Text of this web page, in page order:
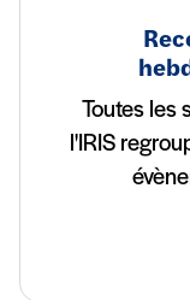
Toutes les
l'IRIS